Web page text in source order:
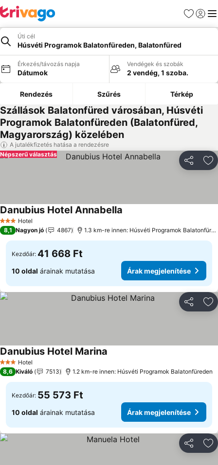
Kedvencek
Úti cél
Húsvéti Programok Balatonfüreden, Balatonfüred
Érkezés/távozás napja
Dátumok
Vendégek és szobák
2 vendég, 1 szoba.
Rendezés Szűrés Térkép
Szállások Balatonfüred városában, Húsvéti
Programok Balatonfüreden (Balatonfüred,
Magyarország) közelében
A jutalékfizetés hatása a rendezésre
Népszerű választás
3 Kategória
Hotel
Danubius Hotel Annabella
8,1 Nagyon jó 4867 1.3 km-re innen: Húsvéti Programok
Kezdőár: 41 668 Ft
10 oldal árainak mutatása Árak megjelenítése
3 Kategória
Hotel
Danubius Hotel Marina
8,6 Kiváló 7513 1.2 km-re innen: Húsvéti Programok Balatonfüreden
Kezdőár: 55 573 Ft
10 oldal árainak mutatása Árak megjelenítése